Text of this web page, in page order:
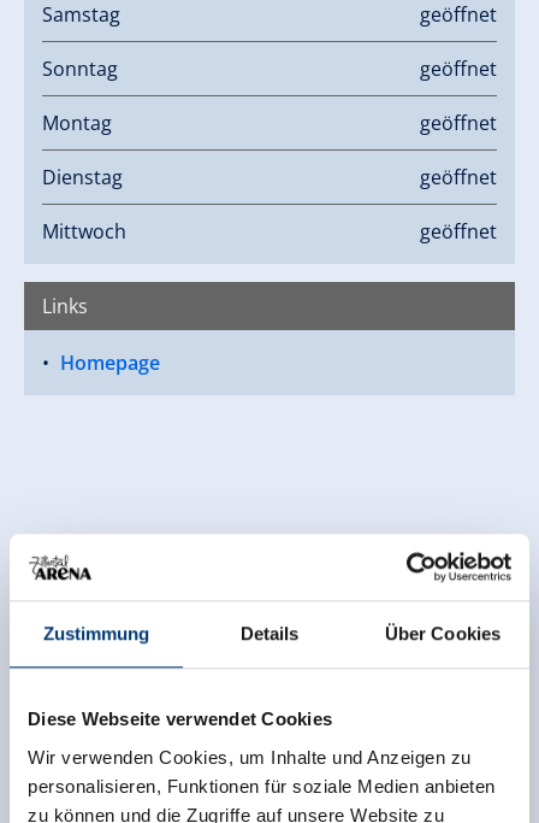
Zustimmung Details Über Cookies
Diese Webseite verwendet Cookies
Wir verwenden Cookies, um Inhalte und Anzeigen zu
personalisieren, Funktionen für soziale Medien anbieten
zu können und die Zugriffe auf unsere Website zu
Samstag geöffnet
Sonntag geöffnet
Montag geöffnet
Dienstag geöffnet
Mittwoch geöffnet
Links
Homepage